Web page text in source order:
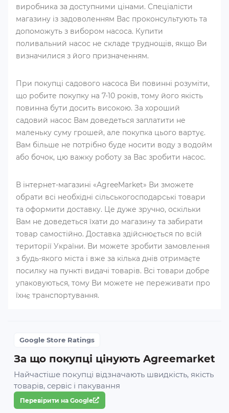
виробника за доступними цінами. Спеціалісти
магазину із задоволенням Вас проконсультують та
допоможуть з вибором насоса. Купити
поливальний насос не складе труднощів, якщо Ви
визначилися з його призначенням.
При покупці садового насоса Ви повинні розуміти,
що робите покупку на 7-10 років, тому його якість
повинна бути досить високою. За хороший
садовий насос Вам доведеться заплатити не
маленьку суму грошей, але покупка цього вартує.
Вам більше не потрібно буде носити воду з водойм
або бочок, цю важку роботу за Вас зробити насос.
В інтернет-магазині «AgreeMarket» Ви зможете
обрати всі необхідні сільськогосподарські товари
та оформити доставку. Це дуже зручно, оскільки
Вам не доведеться їхати до магазину та забирати
товар самостійно. Доставка здійснюється по всій
території України. Ви можете зробити замовлення
з будь-якого міста і вже за кілька днів отримаєте
посилку на пункті видачі товарів. Всі товари добре
упаковуються, тому Ви можете не переживати про
їхнє транспортування.
Google Store Ratings
За що покупці цінують Agreemarket
Найчастіше покупці відзначають швидкість, якість
товарів, сервіс і пакування
Перевірити на Google